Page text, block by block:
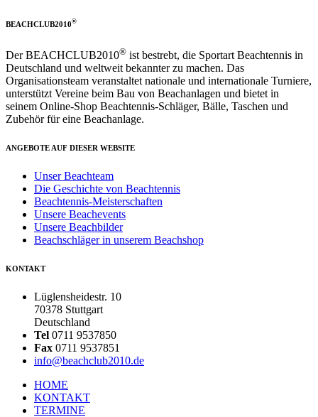
BEACHCLUB2010®
Der BEACHCLUB2010® ist bestrebt, die Sportart Beachtennis in
Deutschland und weltweit bekannter zu machen. Das
Organisationsteam veranstaltet nationale und internationale Turniere,
unterstützt Vereine beim Bau von Beachanlagen und bietet in
seinem Online-Shop Beachtennis-Schläger, Bälle, Taschen und
Zubehör für eine Beachanlage.
ANGEBOTE AUF DIESER WEBSITE
Unser Beachteam
Die Geschichte von Beachtennis
Beachtennis-Meisterschaften
Unsere Beachevents
Unsere Beachbilder
Beachschläger in unserem Beachshop
KONTAKT
Lüglensheidestr. 10
70378 Stuttgart
Deutschland
Tel 0711 9537850
Fax 0711 9537851
info@beachclub2010.de
HOME
KONTAKT
TERMINE